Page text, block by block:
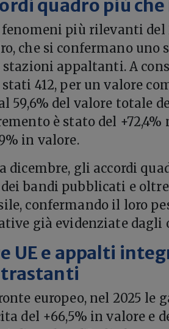
quadro più
più rilevanti del
che si confermano
stazioni appaltanti. A
stati 412, per un valore
59,6% del valore totale
è stato del
in valore.
dicembre, gli accordi
bandi pubblicati e
confermando il loro
già evidenziate dagli
UE e appalti
europeo, nel 2025 le
del +66,5% in valore e